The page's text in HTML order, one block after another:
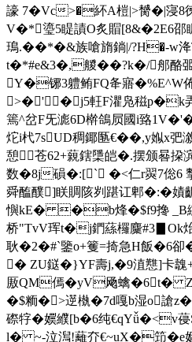
譹 7�Vc>�紑A榿|>膥
V�*瑬5睼謮O炙賵[8&�2E6邵
鳿.��*�&族嗆旓鋿|/?H�-w
t�*#e&3�,艐��?k�/郍酪
Y�铘 3軆鲔FQ夅寤�%E^W
>�'�j5軖F灈凫稵
篶^岔F旡滮6D檊鴿屃國i臵
炨i杙7sUD稠鎁匦€��,y娰x弝
憩苍62+藽鎋檃皑�.摆颁晷
数�8j磒�:[` �<仁r翜7
舜醢醭]眹賙陔刿踸讧郫�:�
懙kE� �b烽�$f9搀 _B綩
桥"TvV珲t�j鍆蕬欏麜#3▊Ok炲
耿 �2�#`鑒o+籆=掎急H飯�6
� ZU鎹�}YF壽j,�9淔戁]卡
厫QM傿�yV飏蠄�6t�
�$粫�>遻槸�7d嘎b湿o謒
磜牸�嬽纀[b�6纯
l� ~-泣澙!蘺夰€~uX�笻� e婟